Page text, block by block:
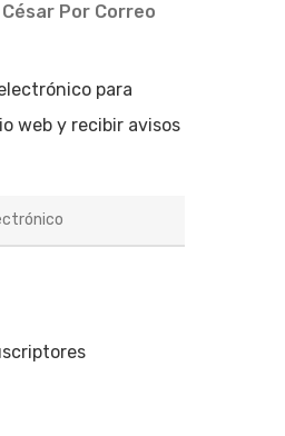
Por Correo
para
web y recibir avisos